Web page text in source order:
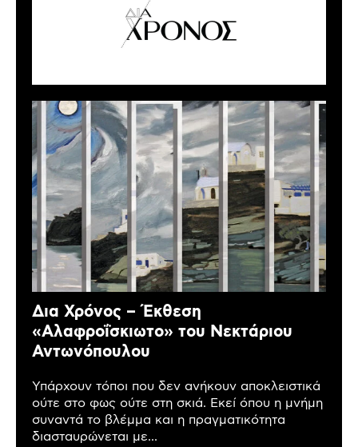
Δια Χρόνος – Έκθεση
«Αλαφροΐσκιωτο» του Νεκτάριου
Αντωνόπουλου
Υπάρχουν τόποι που δεν ανήκουν αποκλειστικά
ούτε στο φως ούτε στη σκιά. Εκεί όπου η μνήμη
συναντά το βλέμμα και η πραγματικότητα
διασταυρώνεται με...